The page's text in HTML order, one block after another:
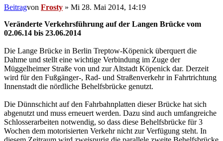
Beitragvon Frosty » Mi 28. Mai 2014, 14:19
Veränderte Verkehrsführung auf der Langen Brücke vom
02.06.14 bis 23.06.2014
Die Lange Brücke in Berlin Treptow-Köpenick überquert die
Dahme und stellt eine wichtige Verbindung im Zuge der
Müggelheimer Straße von und zur Altstadt Köpenick dar. Derzeit
wird für den Fußgänger-, Rad- und Straßenverkehr in Fahrtrichtung
Innenstadt die nördliche Behelfsbrücke genutzt.
Die Dünnschicht auf den Fahrbahnplatten dieser Brücke hat sich
abgenutzt und muss erneuert werden. Dazu sind auch umfangreiche
Schlosserarbeiten notwendig, so dass diese Behelfsbrücke für 3
Wochen dem motorisierten Verkehr nicht zur Verfügung steht. In